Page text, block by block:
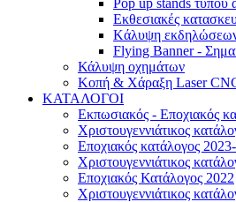
Εκθεσιακές
Kάλυψη
Flying Banner -
Κάλυψη οχημάτων
Κοπή & Χάραξη Laser
ΚΑΤΑΛΟΓΟΙ
Εκπωσιακός - Εποχιακός
Χριστουγεννιάτικος
Εποχιακός κατάλογος
Χριστουγεννιάτικος
Εποχιακός Κατάλογος 2022
Χριστουγεννιάτικος